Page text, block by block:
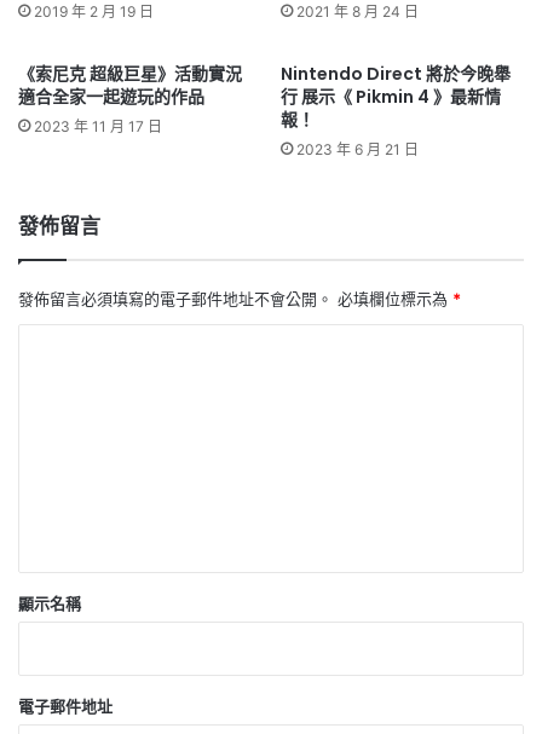
2019 年 2 月 19 日 2021 年 8 月 24 日
《索尼克 超級巨星》活動實況
適合全家一起遊玩的作品
2023 年 11 月 17 日
Nintendo Direct 將於今晚舉
行 展示《 Pikmin 4 》最新情
報！
2023 年 6 月 21 日
發佈留言
發佈留言必須填寫的電子郵件地址不會公開。 必填欄位標示為 *
顯示名稱
電子郵件地址